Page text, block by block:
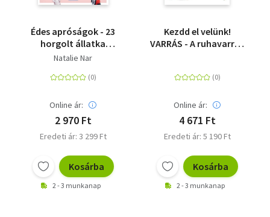
Édes apróságok - 23
horgolt állatka
kulcstartóra
Natalie Nar
Online ár:
2 970 Ft
Eredeti ár: 3 299 Ft
Kosárba
2 - 3 munkanap
Kezdd el velünk!
VARRÁS - A ruhavarrás
érthetően
Online ár:
4 671 Ft
Eredeti ár: 5 190 Ft
Kosárba
2 - 3 munkanap